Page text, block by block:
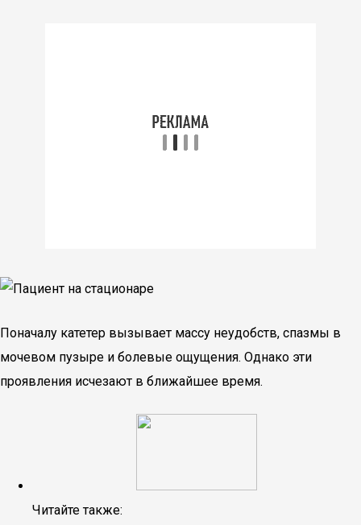
Поначалу катетер вызывает массу неудобств, спазмы в
мочевом пузыре и болевые ощущения. Однако эти
проявления исчезают в ближайшее время.
Читайте также: